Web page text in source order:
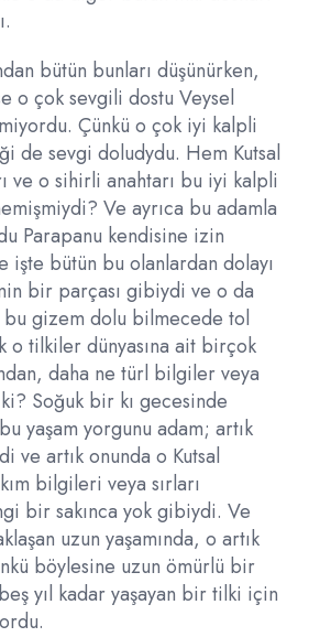
bütün bunları düşünürken,
o çok sevgili dostu Veysel
Çünkü o çok iyi kalpli
de sevgi doludydu. Hem Kutsal
ve o sihirli anahtarı bu iyi kalpli
Ve ayrıca bu adamla
Parapanu kendisine izin
işte bütün bu olanlardan dolayı
bir parçası gibiydi ve o da
bu gizem dolu bilmecede tol
o tilkiler dünyasına ait birçok
daha ne türl bilgiler veya
Soğuk bir kı gecesinde
bu yaşam yorgunu adam; artık
ve artık onunda o Kutsal
bilgileri veya sırları
bir sakınca yok gibiydi. Ve
uzun yaşamında, o artık
böylesine uzun ömürlü bir
yıl kadar yaşayan bir tilki için